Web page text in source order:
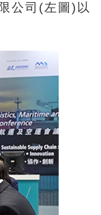
公司(左圖)以